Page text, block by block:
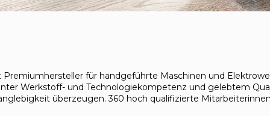
für handgeführte Maschinen und
Werkstoff- und Technologiekompetenz und gelebtem
überzeugen. 360 hoch qualifizierte